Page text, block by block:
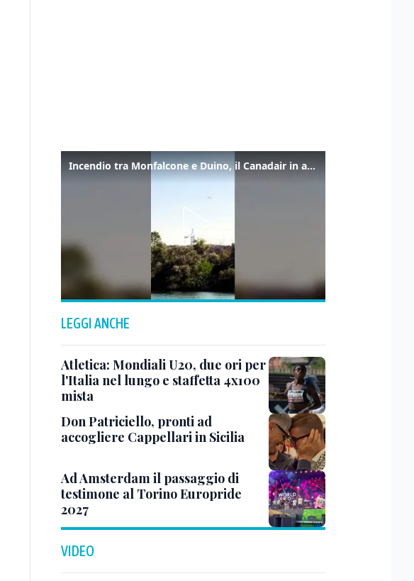
Incendio tra Monfalcone e Duino, il Canadair in azione per fermare le fiamme sul fronte dell’A4
LEGGI ANCHE
Atletica: Mondiali U20, due ori per
l'Italia nel lungo e staffetta 4x100
mista
Don Patriciello, pronti ad
accogliere Cappellari in Sicilia
Ad Amsterdam il passaggio di
testimone al Torino Europride
2027
VIDEO